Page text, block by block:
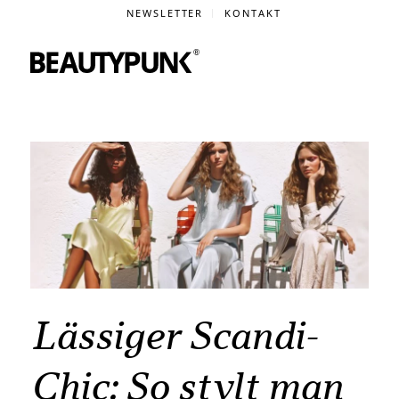
NEWSLETTER KONTAKT
Lässiger Scandi-
Chic: So stylt man